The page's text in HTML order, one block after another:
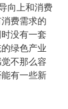
向上和消费
费需求的
没有一套
绿色产业
不那么容
有一些新